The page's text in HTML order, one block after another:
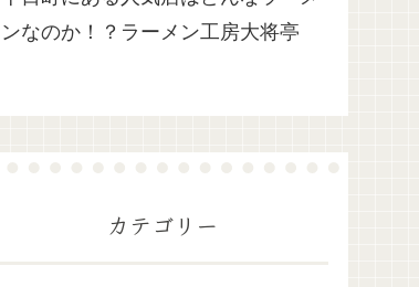
ンなのか！？ラーメン工房大将亭
カテゴリー